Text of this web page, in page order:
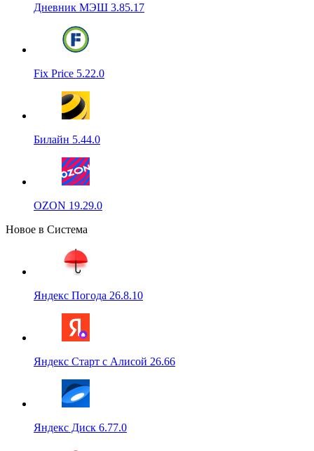
Дневник МЭШ 3.85.17
Fix Price 5.22.0
Билайн 5.44.0
OZON 19.29.0
Новое в Система
Яндекс Погода 26.8.10
Яндекс Старт с Алисой 26.66
Яндекс Диск 6.77.0